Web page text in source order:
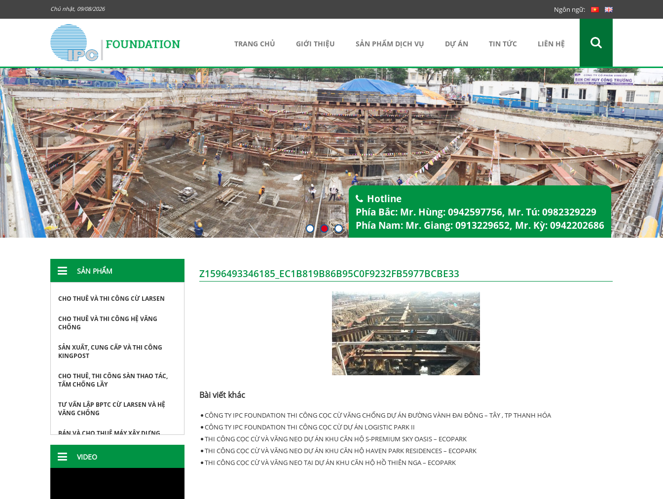
Chủ nhật, 09/08/2026 Ngôn ngữ:
TRANG CHỦ GIỚI THIỆU SẢN PHẨM DỊCH VỤ DỰ ÁN TIN TỨC LIÊN HỆ
Hotline
Phía Bắc: Mr. Hùng:0942597756, Mr. Tú:0982329229
Phía Nam: Mr. Giang:0913229652, Mr. Kỳ:0942202686
Z1596493346185_EC1B819B86B95C0F9232FB5977BCBE33
Bài viết khác
CÔNG TY IPC FOUNDATION THI CÔNG CỌC CỪ VĂNG CHỐNG DỰ ÁN ĐƯỜNG VÀNH ĐAI ĐÔNG – TÂY , TP THANH HÓA
CÔNG TY IPC FOUNDATION THI CÔNG CỌC CỪ DỰ ÁN LOGISTIC PARK II
THI CÔNG CỌC CỪ VÀ VĂNG NEO DỰ ÁN KHU CĂN HỘ S-PREMIUM SKY OASIS – ECOPARK
THI CÔNG CỌC CỪ VÀ VĂNG NEO DỰ ÁN KHU CĂN HỘ HAVEN PARK RESIDENCES – ECOPARK
THI CÔNG CỌC CỪ VÀ VĂNG NEO TẠI DỰ ÁN KHU CĂN HỘ HỒ THIÊN NGA – ECOPARK
SẢN PHẨM
CHO THUÊ VÀ THI CÔNG CỪ LARSEN
CHO THUÊ VÀ THI CÔNG HỆ VĂNG
CHỐNG
SẢN XUẤT, CUNG CẤP VÀ THI CÔNG
KINGPOST
CHO THUÊ, THI CÔNG SÀN THAO TÁC,
TẤM CHỐNG LẦY
TƯ VẤN LẬP BPTC CỪ LARSEN VÀ HỆ
VĂNG CHỐNG
BÁN VÀ CHO THUÊ MÁY XÂY DỰNG
VIDEO